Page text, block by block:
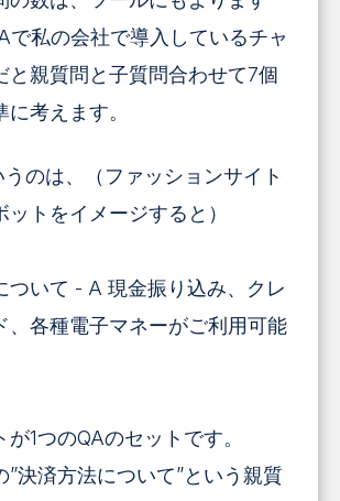
で私の会社で導入しているチャ
と親質問と子質問合わせて7個
に考えます。
うのは、（ファッションサイト
トをイメージすると）
ついて - A 現金振り込み、クレ
、各種電子マネーがご利用可能
が1つのQAのセットです。
”決済方法について”という親質